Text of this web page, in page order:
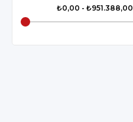
₺0,00 - ₺951.388,00